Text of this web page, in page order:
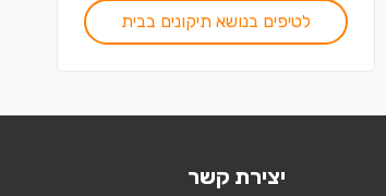
לטיפים בנושא תיקונים בבית
יצירת קשר